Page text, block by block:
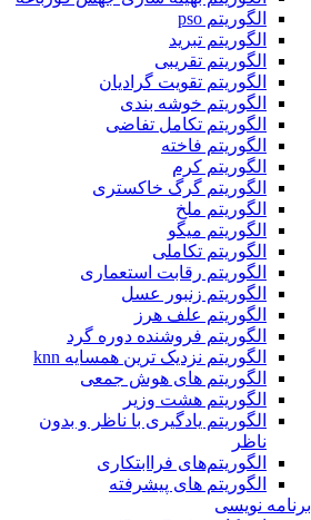
الگوریتم pso
الگوریتم تبرید
الگوریتم تقریبی
الگوریتم تقویت گرادیان
الگوریتم خوشه بندی
الگوریتم تکامل تفاضی
الگوریتم فاخته
الگوریتم کرم
الگوریتم گرگ خاکستری
الگوریتم ملخ
الگوریتم میگو
الگوریتم تکاملی
الگوریتم رقابت استعماری
الگوریتم زنبور عسل
الگوریتم علف هرز
الگوریتم فروشنده دوره گرد
الگوریتم نزدیک ترین همسایه knn
الگوریتم های هوش جمعی
الگوریتم هشت وزیر
الگوریتم یادگیری با ناظر و بدون
ناظر
الگوریتم‌های فراابتکاری
الگوریتم های پیشرفته
برنامه نویسی